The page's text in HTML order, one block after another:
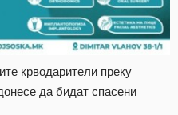
крводарители преку
да бидат спасени